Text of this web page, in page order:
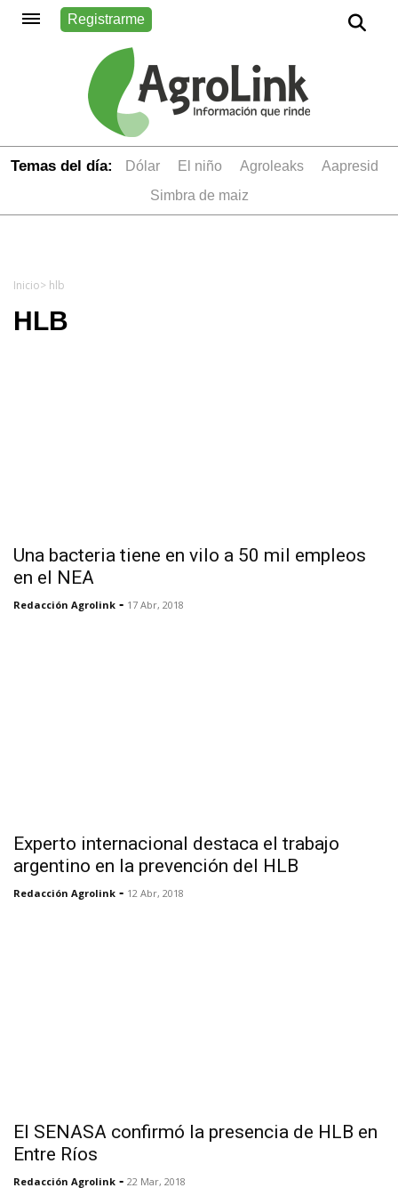
Registrarme
Temas del día: dólar el niño Agroleaks
aapresid
simbra de maiz
Inicio> hlb
HLB
Una bacteria tiene en vilo a 50 mil empleos
en el NEA
Redacción Agrolink - 17 Abr, 2018
Experto internacional destaca el trabajo
argentino en la prevención del HLB
Redacción Agrolink - 12 Abr, 2018
El SENASA confirmó la presencia de HLB en
Entre Ríos
Redacción Agrolink - 22 Mar, 2018